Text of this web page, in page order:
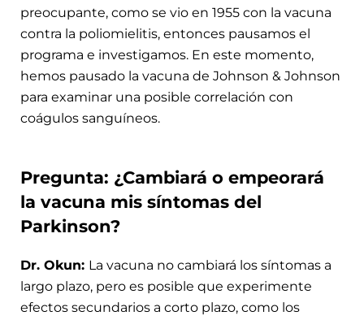
preocupante, como se vio en 1955 con la vacuna
contra la poliomielitis, entonces pausamos el
programa e investigamos. En este momento,
hemos pausado la vacuna de Johnson & Johnson
para examinar una posible correlación con
coágulos sanguíneos.
Pregunta: ¿Cambiará o empeorará
la vacuna mis síntomas del
Parkinson?
Dr. Okun: La vacuna no cambiará los síntomas a
largo plazo, pero es posible que experimente
efectos secundarios a corto plazo, como los